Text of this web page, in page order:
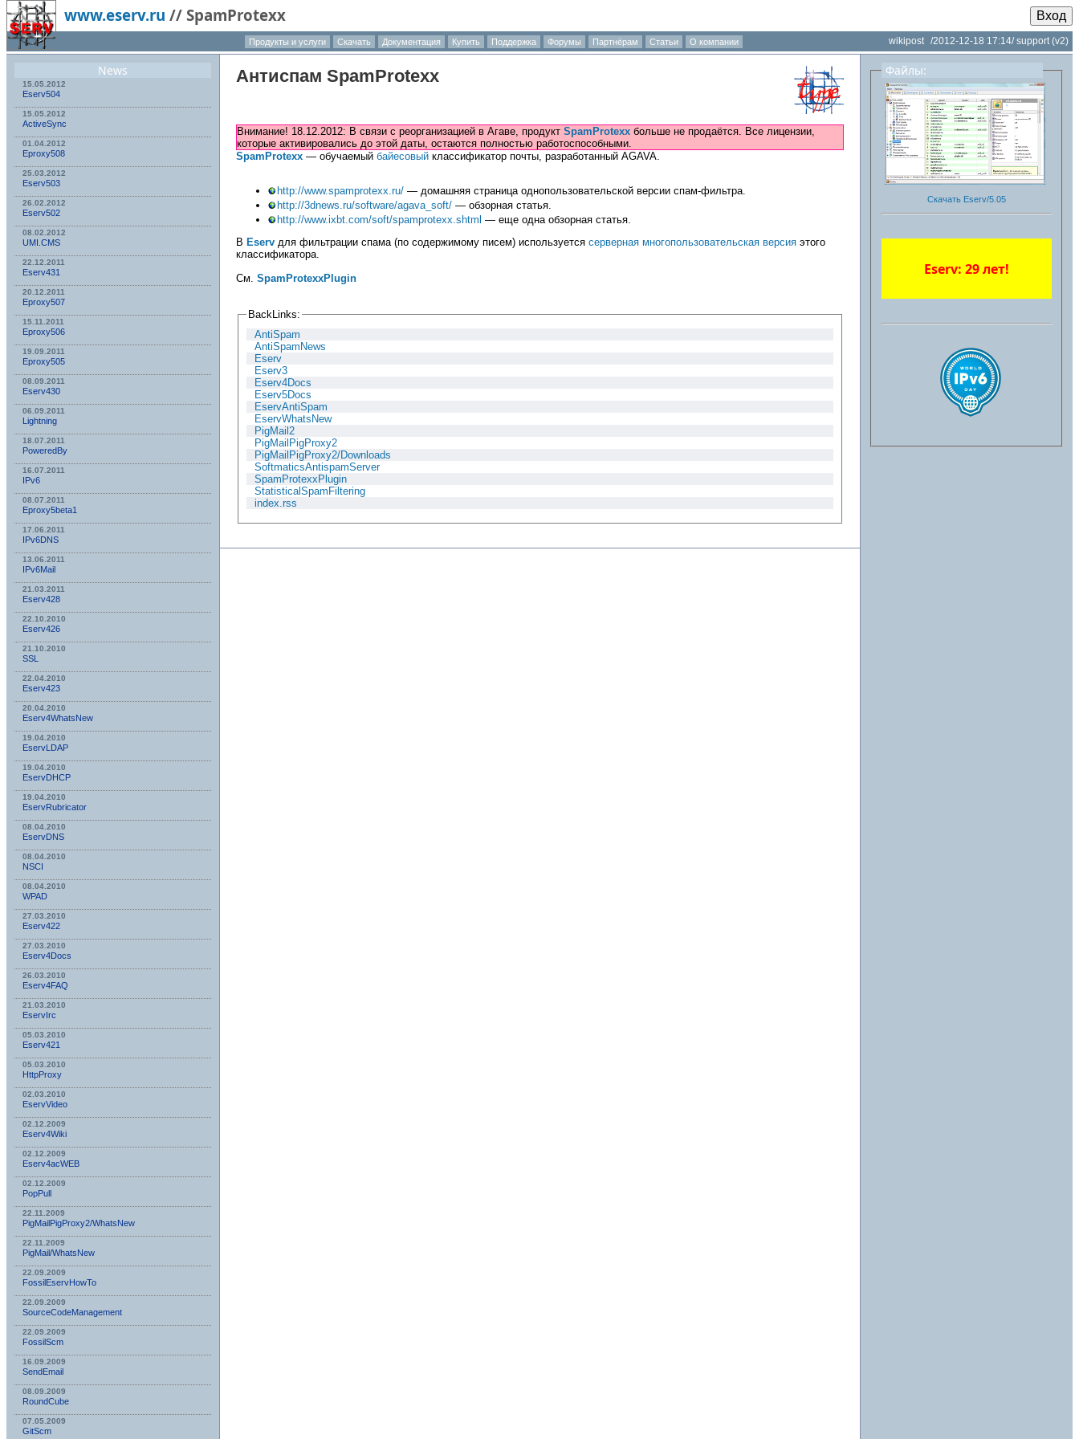
Вход
www.eserv.ru // SpamProtexx
wikipost /2012-12-18 17:14/support (v2)
Продукты и услуги Скачать Документация Купить Поддержка Форумы Партнёрам Статьи О компании
News
15.05.2012
Eserv504
15.05.2012
ActiveSync
01.04.2012
Eproxy508
25.03.2012
Eserv503
26.02.2012
Eserv502
08.02.2012
UMI.CMS
22.12.2011
Eserv431
20.12.2011
Eproxy507
15.11.2011
Eproxy506
19.09.2011
Eproxy505
08.09.2011
Eserv430
06.09.2011
Lightning
18.07.2011
PoweredBy
16.07.2011
IPv6
08.07.2011
Eproxy5beta1
17.06.2011
IPv6DNS
13.06.2011
IPv6Mail
21.03.2011
Eserv428
22.10.2010
Eserv426
21.10.2010
SSL
22.04.2010
Eserv423
20.04.2010
Eserv4WhatsNew
19.04.2010
EservLDAP
19.04.2010
EservDHCP
19.04.2010
EservRubricator
08.04.2010
EservDNS
08.04.2010
NSСI
08.04.2010
WPAD
27.03.2010
Eserv422
27.03.2010
Eserv4Docs
26.03.2010
Eserv4FAQ
21.03.2010
EservIrc
05.03.2010
Eserv421
05.03.2010
HttpProxy
02.03.2010
EservVideo
02.12.2009
Eserv4Wiki
02.12.2009
Eserv4acWEB
02.12.2009
PopPull
22.11.2009
PigMailPigProxy2/WhatsNew
22.11.2009
PigMail/WhatsNew
22.09.2009
FossilEservHowTo
22.09.2009
SourceCodeManagement
22.09.2009
FossilScm
16.09.2009
SendEmail
08.09.2009
RoundCube
07.05.2009
GitScm
Антиспам SpamProtexx
Внимание! 18.12.2012: В связи с реорганизацией в Агаве, продукт SpamProtexx больше не продаётся. Все лицензии,
которые активировались до этой даты, остаются полностью работоспособными.
SpamProtexx — обучаемый байесовый классификатор почты, разработанный AGAVA.
http://www.spamprotexx.ru/ — домашняя страница однопользовательской версии спам-фильтра.
http://3dnews.ru/software/agava_soft/ — обзорная статья.
http://www.ixbt.com/soft/spamprotexx.shtml — еще одна обзорная статья.
В Eserv для фильтрации спама (по содержимому писем) используется серверная многопользовательская версия этого
классификатора.
См. SpamProtexxPlugin
BackLinks:
AntiSpam
AntiSpamNews
Eserv
Eserv3
Eserv4Docs
Eserv5Docs
EservAntiSpam
EservWhatsNew
PigMail2
PigMailPigProxy2
PigMailPigProxy2/Downloads
SoftmaticsAntispamServer
SpamProtexxPlugin
StatisticalSpamFiltering
index.rss
Файлы:
Скачать Eserv/5.05
Eserv: 29 лет!